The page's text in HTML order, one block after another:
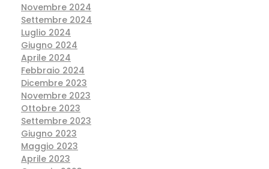
Novembre 2024
Settembre 2024
Luglio 2024
Giugno 2024
Aprile 2024
Febbraio 2024
Dicembre 2023
Novembre 2023
Ottobre 2023
Settembre 2023
Giugno 2023
Maggio 2023
Aprile 2023